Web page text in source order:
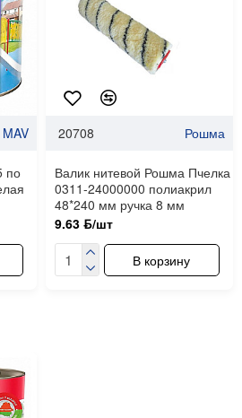
MAV
по
20708 Рошма
Валик нитевой Рошма Пчелка
0311-24000000 полиакрил
48*240 мм ручка 8 мм
9.63 ƃ/шт
В корзину